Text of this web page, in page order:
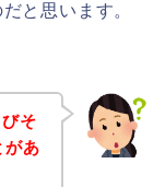
と思います。
そ
があ